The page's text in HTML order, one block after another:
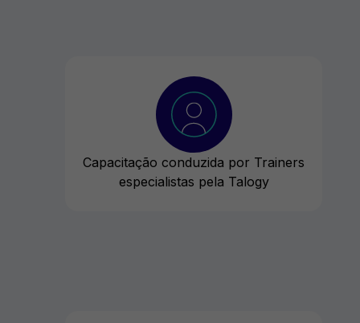
Capacitação conduzida por Trainers
especialistas pela Talogy